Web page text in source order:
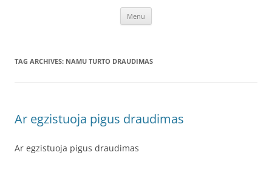
Menu
TAG ARCHIVES: NAMU TURTO DRAUDIMAS
Ar egzistuoja pigus draudimas
Ar egzistuoja pigus draudimas